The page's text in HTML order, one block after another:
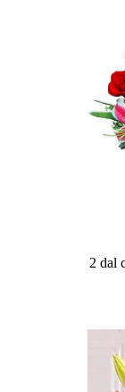
2 dal